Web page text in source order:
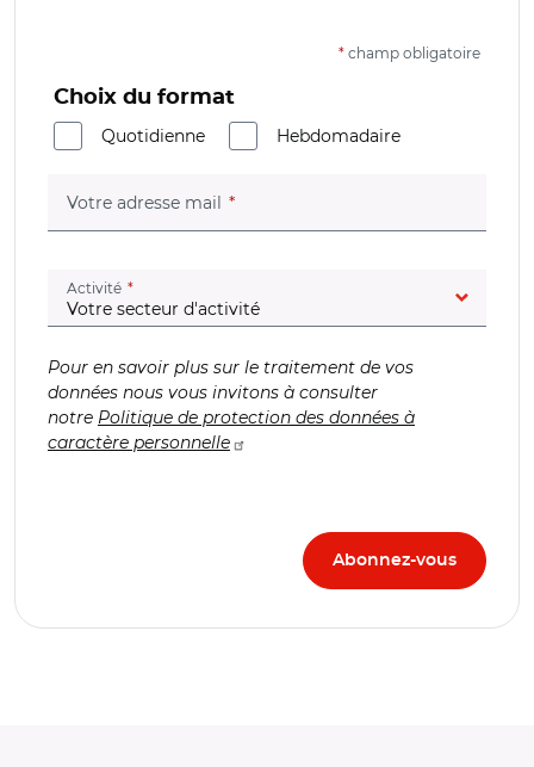
* champ obligatoire
Choix du format
Quotidienne
Hebdomadaire
Votre adresse mail (champ obligatoire)
Activité (champ obligatoire)
Pour en savoir plus sur le traitement de vos
données nous vous invitons à consulter
notre Politique de protection des données à
caractère personnelle